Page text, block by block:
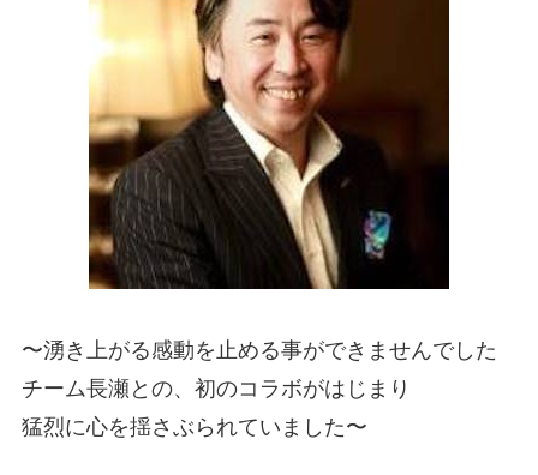
〜湧き上がる感動を止める事ができませんでした
チーム長瀬との、初のコラボがはじまり
猛烈に心を揺さぶられていました〜